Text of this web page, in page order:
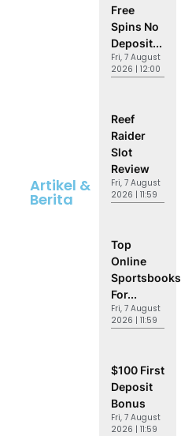
Artikel &
Berita
Free
Spins No
Deposit...
Fri, 7 August
2026 | 12:00
Reef
Raider
Slot
Review
Fri, 7 August
2026 | 11:59
Top
Online
Sportsbooks
For...
Fri, 7 August
2026 | 11:59
$100 First
Deposit
Bonus
Fri, 7 August
2026 | 11:59